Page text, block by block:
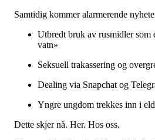
Samtidig kommer alarmerende
Utbredt bruk av rusmidler som
vatn»
Seksuell trakassering og
Dealing via Snapchat og
Yngre ungdom trekkes inn i
Dette skjer nå. Her. Hos oss.